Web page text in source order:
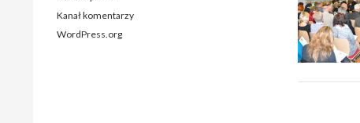
Kanał komentarzy
WordPress.org